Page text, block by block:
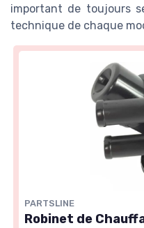
important de toujours
technique de chaque
PARTSLINE
Robinet de